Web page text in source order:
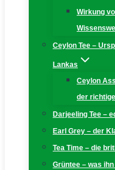
Wirkung
Ceylon Tee –
Lankas
Ceylon
der
Darjeeling Tee –
Earl Grey – der
Tea Time – die
Grüntee – was